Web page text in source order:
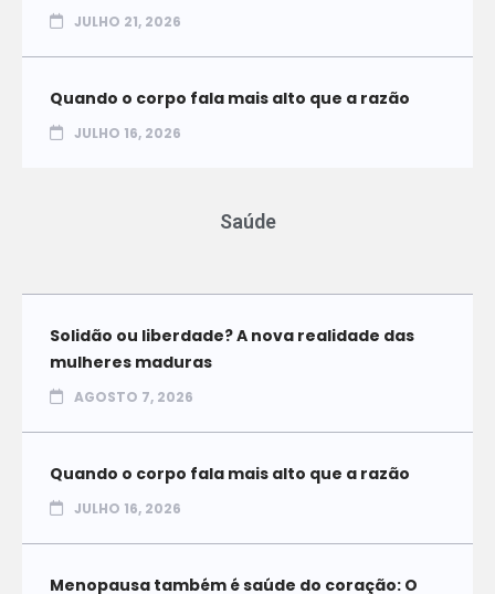
JULHO 21, 2026
Quando o corpo fala mais alto que a razão
JULHO 16, 2026
Saúde
Solidão ou liberdade? A nova realidade das
mulheres maduras
AGOSTO 7, 2026
Quando o corpo fala mais alto que a razão
JULHO 16, 2026
Menopausa também é saúde do coração: O